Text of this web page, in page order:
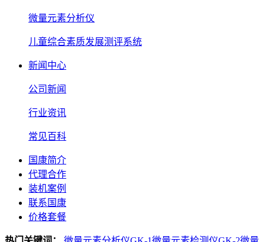
微量元素分析仪
儿童综合素质发展测评系统
新闻中心
公司新闻
行业资讯
常见百科
国康简介
代理合作
装机案例
联系国康
价格套餐